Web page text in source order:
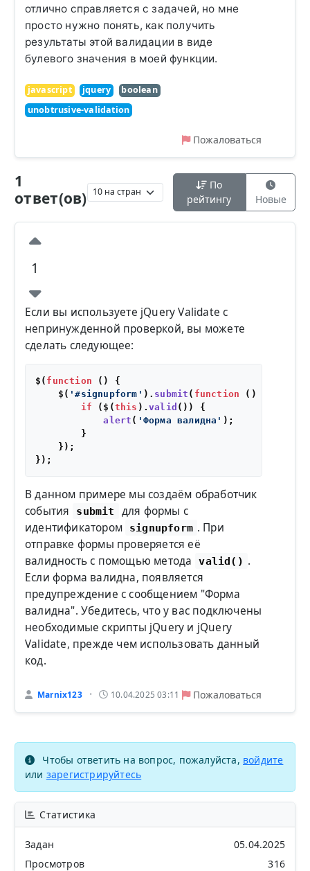
отлично справляется с задачей, но мне
просто нужно понять, как получить
результаты этой валидации в виде
булевого значения в моей функции.
javascript jquery
boolean
unobtrusive-validation
Пожаловаться
1
ответ(ов)
По
рейтингу
Новые
1
Если вы используете jQuery Validate с
непринужденной проверкой, вы можете
сделать следующее:
$( function ( ) {
    $(
'#signupform' ). submit ( function ( ) {
if ($(this ).valid ()) {
alert ( 'Форма валидна' );
        }
    });
В данном примере мы создаём обработчик
события
submit
для формы с
идентификатором
signupform . При
отправке формы проверяется её
валидность с помощью метода
valid() .
Если форма валидна, появляется
предупреждение с сообщением "Форма
валидна". Убедитесь, что у вас подключены
необходимые скрипты jQuery и jQuery
Validate, прежде чем использовать данный
код.
Marnix123 • 10.04.2025 03:11 Пожаловаться
Чтобы ответить на вопрос, пожалуйста, войдите
или зарегистрируйтесь
Статистика
Задан
05.04.2025
Просмотров
316